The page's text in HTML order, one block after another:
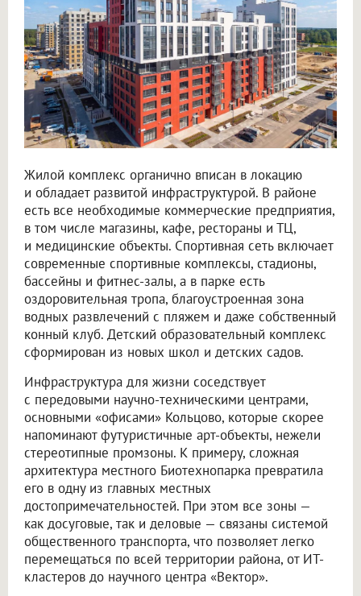
Жилой комплекс органично вписан в локацию
и обладает развитой инфраструктурой. В районе
есть все необходимые коммерческие предприятия,
в том числе магазины, кафе, рестораны и ТЦ,
и медицинские объекты. Спортивная сеть включает
современные спортивные комплексы, стадионы,
бассейны и фитнес-залы, а в парке есть
оздоровительная тропа, благоустроенная зона
водных развлечений с пляжем и даже собственный
конный клуб. Детский образовательный комплекс
сформирован из новых школ и детских садов.
Инфраструктура для жизни соседствует
с передовыми научно-техническими центрами,
основными «офисами» Кольцово, которые скорее
напоминают футуристичные арт-объекты, нежели
стереотипные промзоны. К примеру, сложная
архитектура местного Биотехнопарка превратила
его в одну из главных местных
достопримечательностей. При этом все зоны —
как досуговые, так и деловые — связаны системой
общественного транспорта, что позволяет легко
перемещаться по всей территории района, от ИТ-
кластеров до научного центра «Вектор».